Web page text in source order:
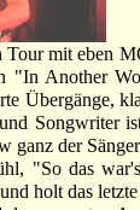
Tour mit eben
"In Another
Übergänge,
Songwriter
ganz der
"So das
holt das